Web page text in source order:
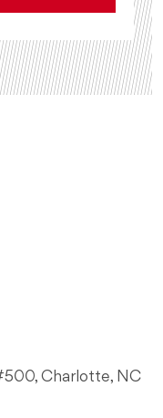
Charlotte, NC